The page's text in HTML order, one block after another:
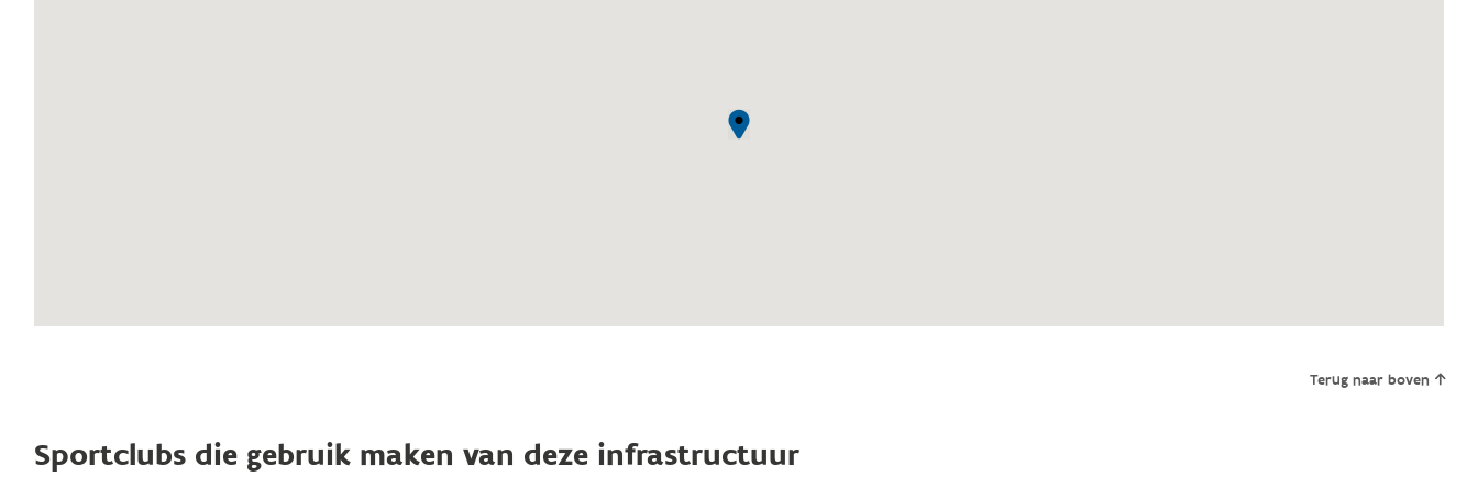
Terug naar boven
Sportclubs die gebruik maken van deze infrastructuur